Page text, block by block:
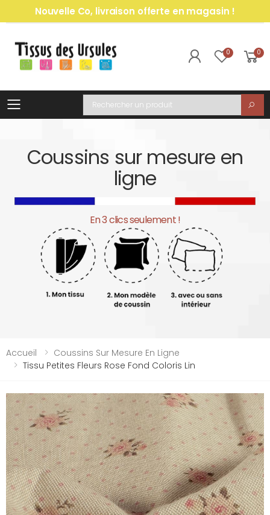
Nouvelle Co, livraison offerte en magasin !
0 0
Toggle mobile menu
Recherche
Coussins sur mesure en
ligne
En 3 clics seulement !
Accueil
Coussins Sur Mesure En Ligne
Tissu Petites Fleurs Rose Fond Coloris Lin